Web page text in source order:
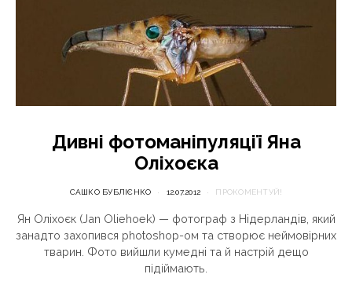
Дивні фотоманіпуляції Яна
Оліхоєка
САШКО БУБЛІЄНКО 12.07.2012 ПРОКОМЕНТУЙ!
Ян Оліхоєк (Jan Oliehoek) — фотограф з Нідерландів, який
занадто захопився photoshop-ом та створює неймовірних
тварин. Фото вийшли кумедні та й настрій дещо
підіймають.